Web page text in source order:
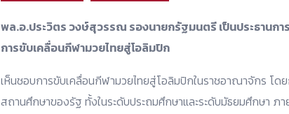
พล.อ.ประวิตร วงษ์สุวรรณ รองนายกรัฐมนตรี เป็นประธานก
การขับเคลื่อนกีฬามวยไทยสู่โอลิมปิก
เห็นชอบการขับเคลื่อนกีฬามวยไทยสู่โอลิมปิกในราชอาณาจักร โด
สถานศึกษาของรัฐ ทั้งในระดับประถมศึกษาและระดับมัธยมศึกษา ภา